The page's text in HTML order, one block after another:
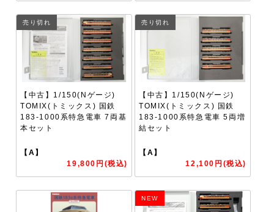
売り切れ
【中古】1/150(Nゲージ)
TOMIX(トミックス) 国鉄
183-1000系特急電車 7両基
本セット
【A】
19,800円(税込)
売り切れ
【中古】1/150(Nゲージ)
TOMIX(トミックス) 国鉄
183-1000系特急電車 5両増
結セット
【A】
12,100円(税込)
NEW